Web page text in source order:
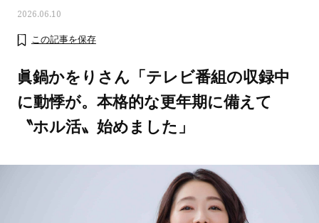
2026.06.10
この記事を保存
眞鍋かをりさん「テレビ番組の収録中
に動悸が。本格的な更年期に備えて
〝ホル活〟始めました」